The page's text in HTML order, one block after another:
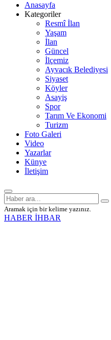
Anasayfa
Kategoriler
Resmî İlan
Yaşam
İlan
Güncel
İlçemiz
Ayvacık Belediyesi
Siyaset
Köyler
Asayiş
Spor
Tarım Ve Ekonomi
Turizm
Foto Galeri
Video
Yazarlar
Künye
İletişim
Aramak için bir kelime yazınız.
HABER İHBAR